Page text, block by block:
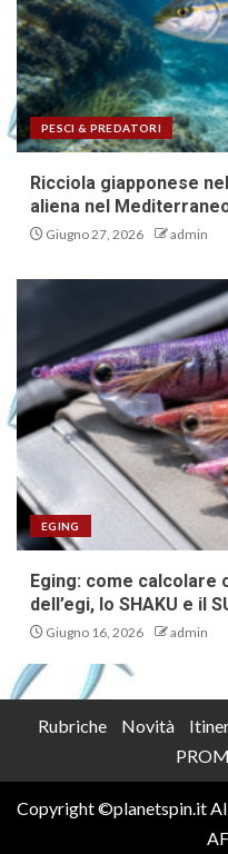
PESCI & PREDATORI
Ricciola giapponese
aliena nel
Giugno 27, 2026 admin
EGING
Eging: come
dell’egi, lo SHAKU e il
Giugno 16, 2026 admin
Rubriche Novità
Copyright ©planetspin.it